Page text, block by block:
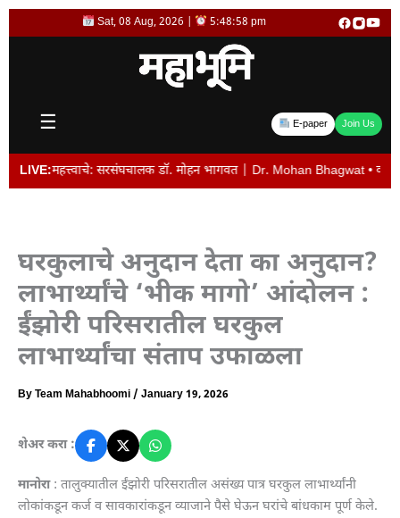
Skip
Sat, 08 Aug, 2026 | 5:48:59 pm
☰ E-paper Join Us
LIVE:सरसंघचालक डॉ. मोहन भागवत | Dr. Mohan Bhagwat • व्यवस्थापकीय
घरकुलाचे अनुदान देता का अनुदान?
लाभार्थ्यांचे ‘भीक मागो’ आंदोलन :
ईंझोरी परिसरातील घरकुल
लाभार्थ्यांचा संताप उफाळला
ByTeam Mahabhoomi/ January 19, 2026
शेअर करा :
मानोरा: तालुक्यातील ईंझोरी परिसरातील असंख्य पात्र घरकुल लाभार्थ्यांनी
लोकांकडून कर्ज व सावकारांकडून व्याजाने पैसे घेऊन घरांचे बांधकाम पूर्ण केले.